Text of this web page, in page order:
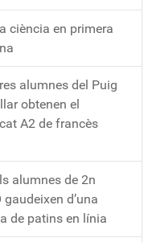
ciència en primera
alumnes del Puig
obtenen el
A2 de francès
alumnes de 2n
gaudeixen d’una
de patins en línia